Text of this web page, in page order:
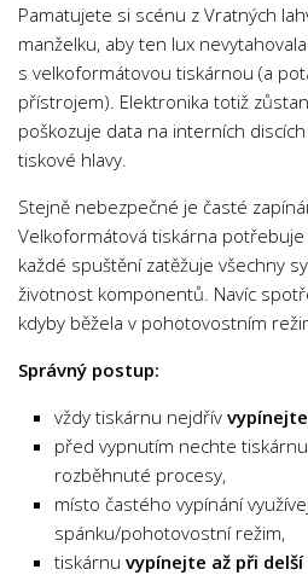
Pamatujete si scénu z Vratných
manželku, aby ten lux
s velkoformátovou tiskárnou (a
přístrojem). Elektronika totiž
poškozuje data na interních
tiskové hlavy.
Stejně nebezpečné je časté
Velkoformátová tiskárna potřebuje
každé spuštění zatěžuje všechny
životnost komponentů. Navíc
kdyby běžela v pohotovostním
Správný postup:
vždy tiskárnu nejdřív
před vypnutím nechte
rozběhnuté procesy,
místo častého vypínání
spánku/pohotovostní režim,
tiskárnu vypínejte až při